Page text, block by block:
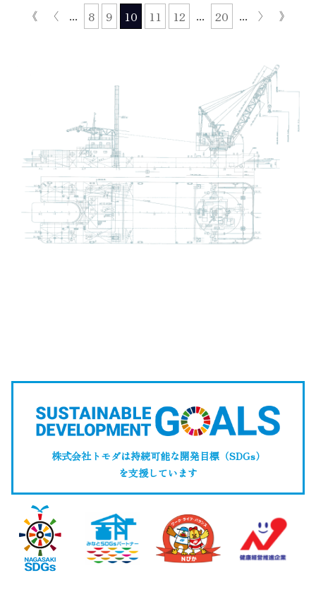
《 〈 ... 8 9 10 11 12 ... 20 ... 〉 》
株式会社トモダは持続可能な開発目標（SDGs）
を支援しています